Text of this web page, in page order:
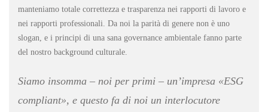
manteniamo totale correttezza e trasparenza nei rapporti di lavoro e
nei rapporti professionali. Da noi la parità di genere non è uno
slogan, e i principi di una sana governance ambientale fanno parte
del nostro background culturale.
Siamo insomma – noi per primi – un’impresa «ESG
compliant», e questo fa di noi un interlocutore